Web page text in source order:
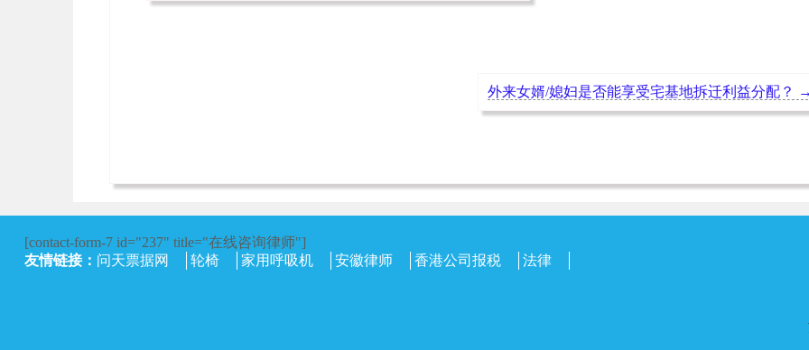
外来女婿/媳妇是否能享受宅基地拆迁利益分配？ →
[contact-form-7 id="237" title="在线咨询律师"]
友情链接： 问天票据网 轮椅 家用呼吸机 安徽律师 香港公司报税 法律